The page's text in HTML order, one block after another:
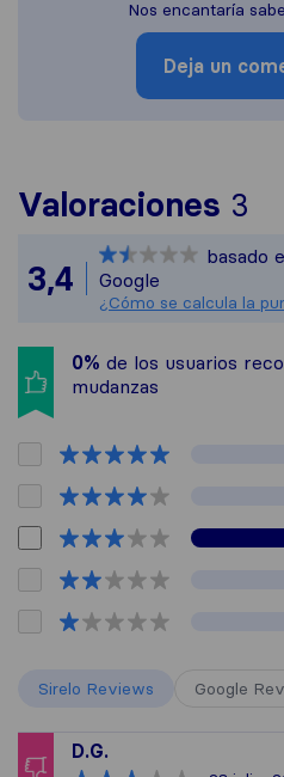
Nos encantaría
Deja un
Valoraciones 3
3,4
basado
Google
¿Cómo se calcula la
0% de los usuarios
mudanzas
Sirelo Reviews Google
D.G.